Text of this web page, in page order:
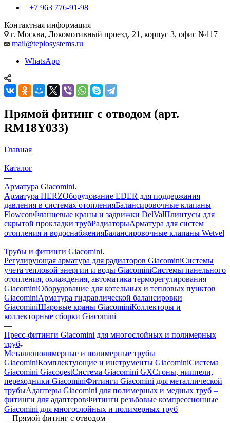
+7 963 776-91-98
Контактная информация
г. Москва, Локомотивный проезд, 21, корпус 3, офис №117
mail@teplosystems.ru
WhatsApp
Прямой фитинг с отводом (арт.
RM18Y033)
Главная
—
Каталог
—
Арматура Giacomini
Арматура HERZОборудование EDER для поддержания
давления в системах отопленияБалансировочные клапаны
FlowconФланцевые краны и задвижки DelValПлинтусы для
скрытой прокладки трубРадиаторыАрматура для систем
отопления и водоснабженияБалансировочные клапаны Wetvel
—
Трубы и фитинги Giacomini
Регулирующая арматура для радиаторов GiacominiСистемы
учета тепловой энергии и воды GiacominiСистемы панельного
отопления, охлаждения, автоматика терморегулирования
GiacominiОборудование для котельных и тепловых пунктов
GiacominiАрматура гидравлической балансировки
GiacominiШаровые краны GiacominiКоллекторы и
коллекторные сборки Giacomini
—
Пресс-фитинги Giacomini для многослойных и полимерных
труб
Mеталлополимерные и полимерные трубы
GiacominiКомплектующие и инструменты GiacominiCистема
Giacomini GiacoqestСистема Giacomini GXCгоны, ниппели,
переходники GiacominiФитинги Giacomini для металлической
трубыAдаптеры Giacomini для полимерных и медных труб –
фитинги для адаптеровФитинги резьбовые компрессионные
Giacomini для многослойных и полимерных труб
—Прямой фитинг с отводом